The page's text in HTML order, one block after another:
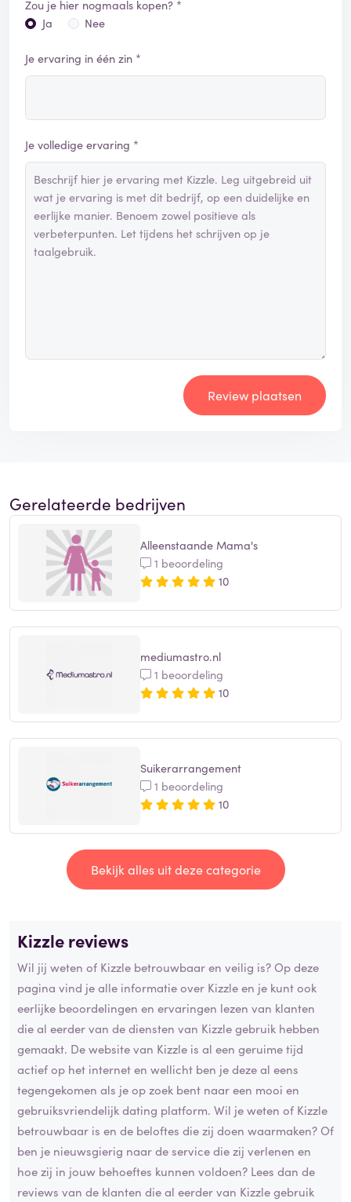
Zou je hier nogmaals kopen? *
Ja
Nee
Je ervaring in één zin *
Je volledige ervaring *
Review plaatsen
Gerelateerde bedrijven
Alleenstaande Mama's
1 beoordeling
10
mediumastro.nl
1 beoordeling
10
Suikerarrangement
1 beoordeling
10
Bekijk alles uit deze categorie
Kizzle reviews
Wil jij weten of Kizzle betrouwbaar en veilig is? Op deze
pagina vind je alle informatie over Kizzle en je kunt ook
eerlijke beoordelingen en ervaringen lezen van klanten
die al eerder van de diensten van Kizzle gebruik hebben
gemaakt. De website van Kizzle is al een geruime tijd
actief op het internet en wellicht ben je deze al eens
tegengekomen als je op zoek bent naar een mooi en
gebruiksvriendelijk dating platform. Wil je weten of Kizzle
betrouwbaar is en de beloftes die zij doen waarmaken? Of
ben je nieuwsgierig naar de service die zij verlenen en
hoe zij in jouw behoeftes kunnen voldoen? Lees dan de
reviews van de klanten die al eerder van Kizzle gebruik